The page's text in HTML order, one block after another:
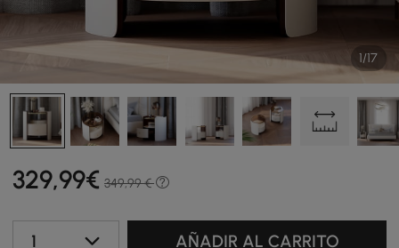
1/17
329,99€ 349,99 €
1 AÑADIR AL CARRITO